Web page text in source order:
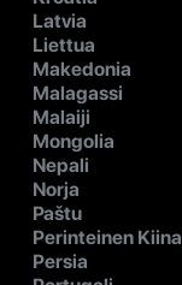
Latvia
Liettua
Makedonia
Malagassi
Malaiji
Mongolia
Nepali
Norja
Paštu
Perinteinen Kiina
Persia